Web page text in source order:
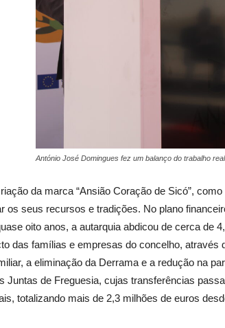
António José Domingues fez um balanço do trabalho
da marca “Ansião Coração de Sicó”,
os seus recursos e tradições. No plano
oito anos, a autarquia abdicou de cerca de
das famílias e empresas do concelho, através
a eliminação da Derrama e a redução na
Juntas de Freguesia, cujas transferências
totalizando mais de 2,3 milhões de euros